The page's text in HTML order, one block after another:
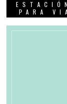
PARA